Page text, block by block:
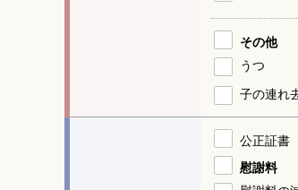
その他
うつ
子の連れ
公正証書
慰謝料